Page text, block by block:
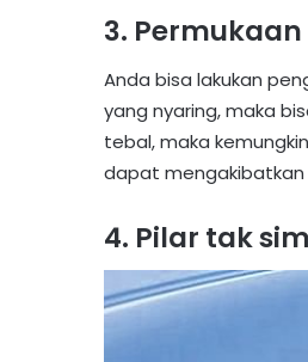
3.
Anda bisa lakukan
yang nyaring, maka
tebal, maka
dapat mengakibatkan
4. Pilar tak